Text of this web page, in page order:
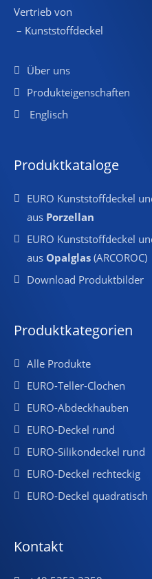
Vertrieb von
– Kunststoffdeckel
Über uns
Produkteigenschaften
Englisch
Produktkataloge
EURO Kunststoffdeckel
aus Porzellan
EURO Kunststoffdeckel
aus Opalglas (ARCOROC)
Download Produktbilder
Produktkategorien
Alle Produkte
EURO-Teller-Clochen
EURO-Abdeckhauben
EURO-Deckel rund
EURO-Silikondeckel rund
EURO-Deckel rechteckig
EURO-Deckel quadratisch
Kontakt